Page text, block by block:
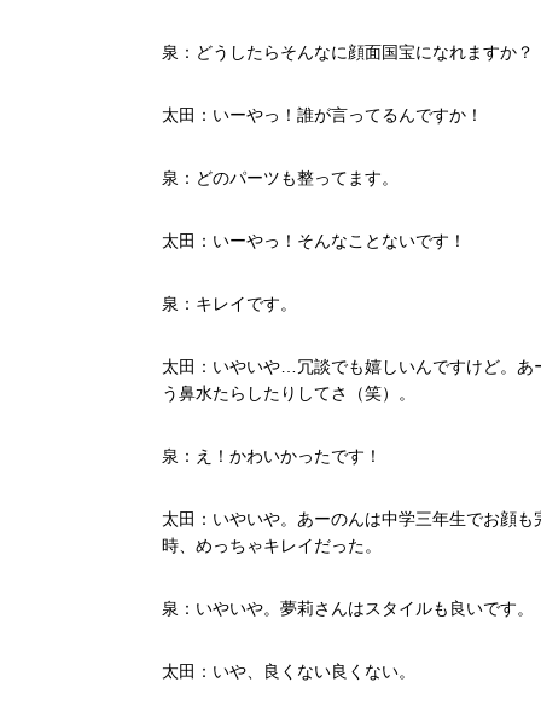
泉：どうしたらそんなに顔面国宝になれますか？
太田：いーやっ！誰が言ってるんですか！
泉：どのパーツも整ってます。
太田：いーやっ！そんなことないです！
泉：キレイです。
太田：いやいや…冗談でも嬉しいんですけど。
う鼻水たらしたりしてさ（笑）。
泉：え！かわいかったです！
太田：いやいや。あーのんは中学三年生でお顔
時、めっちゃキレイだった。
泉：いやいや。夢莉さんはスタイルも良いです。
太田：いや、良くない良くない。